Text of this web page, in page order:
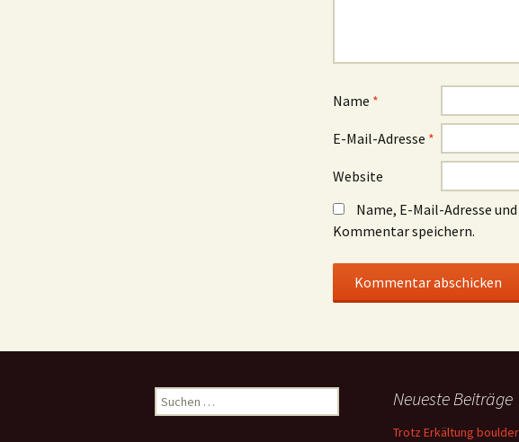
Name *
E-Mail-Adresse *
Website
Name, E-Mail-Adresse
Kommentar speichern.
Suchen
nach:
Neueste Beiträge
Trotz Erkältung